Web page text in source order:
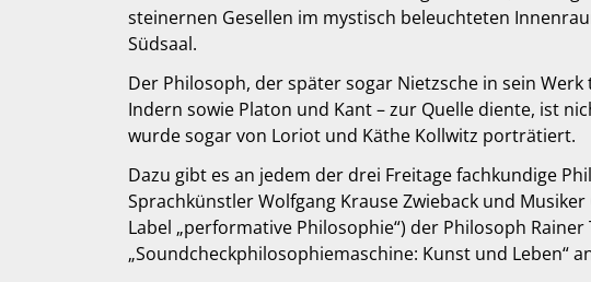
steinernen Gesellen im mystisch beleuchteten
Südsaal.
Der Philosoph, der später sogar Nietzsche in sein
Indern sowie Platon und Kant – zur Quelle diente, ist
wurde sogar von Loriot und Käthe Kollwitz porträtiert.
Dazu gibt es an jedem der drei Freitage fachkundige
Sprachkünstler Wolfgang Krause Zwieback und
Label „performative Philosophie“) der Philosoph
„Soundcheckphilosophiemaschine: Kunst und Leben“